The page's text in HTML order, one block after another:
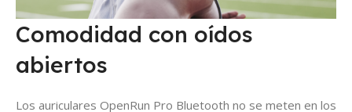
Comodidad con oídos
abiertos
Los auriculares OpenRun Pro Bluetooth no se meten en los